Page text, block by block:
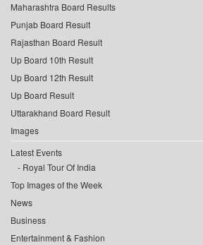
Maharashtra Board Results
Punjab Board Result
Rajasthan Board Result
Up Board 10th Result
Up Board 12th Result
Up Board Result
Uttarakhand Board Result
Images
Latest Events
Royal Tour Of India
Top Images of the Week
News
Business
Entertainment & Fashion